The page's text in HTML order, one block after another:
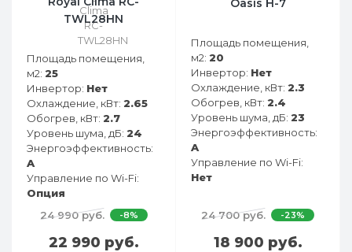
TWL28HN
Площадь помещения,
м2: 25
Инвертор: Нет
Охлаждение, кВт: 2.65
Обогрев, кВт: 2.7
Уровень шума, дБ: 24
Энергоэффективность:
A
Управление по Wi-Fi:
Опция
24 990 руб.
-8%
22 990 руб.
Oasis H-7
Площадь помещения,
м2: 20
Инвертор: Нет
Охлаждение, кВт: 2.3
Обогрев, кВт: 2.4
Уровень шума, дБ: 23
Энергоэффективность:
A
Управление по Wi-Fi:
Нет
24 700 руб. -23%
18 900 руб.